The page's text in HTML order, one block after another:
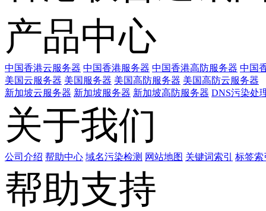
产品中心
中国香港云服务器 中国香港服务器 中国香港高防服务器 中国
美国云服务器 美国服务器 美国高防服务器 美国高防云服务器
新加坡云服务器 新加坡服务器 新加坡高防服务器 DNS污染处
关于我们
公司介绍 帮助中心 域名污染检测 网站地图 关键词索引 标签索
帮助支持